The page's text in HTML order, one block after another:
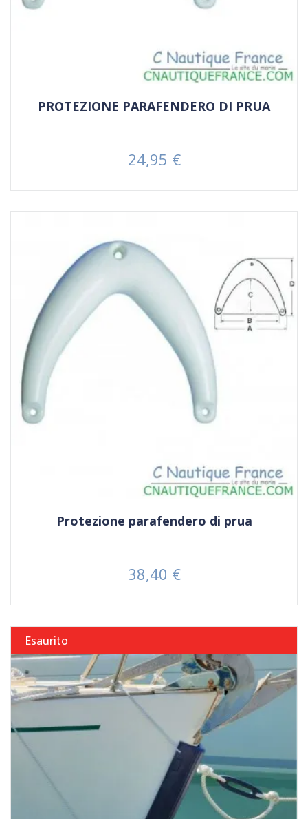
PROTEZIONE PARAFENDERO DI PRUA
Prezzo
24,95 €
Protezione parafendero di prua
Prezzo
38,40 €
Esaurito